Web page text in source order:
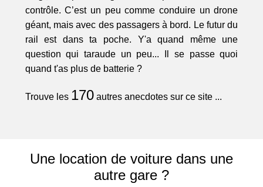
contrôle. C’est un peu comme conduire un drone
géant, mais avec des passagers à bord. Le futur du
rail est dans ta poche. Y'a quand même une
question qui taraude un peu... Il se passe quoi
quand t'as plus de batterie ?
Trouve les 170autres anecdotes sur ce site ...
Une location de voiture dans une
autre gare ?